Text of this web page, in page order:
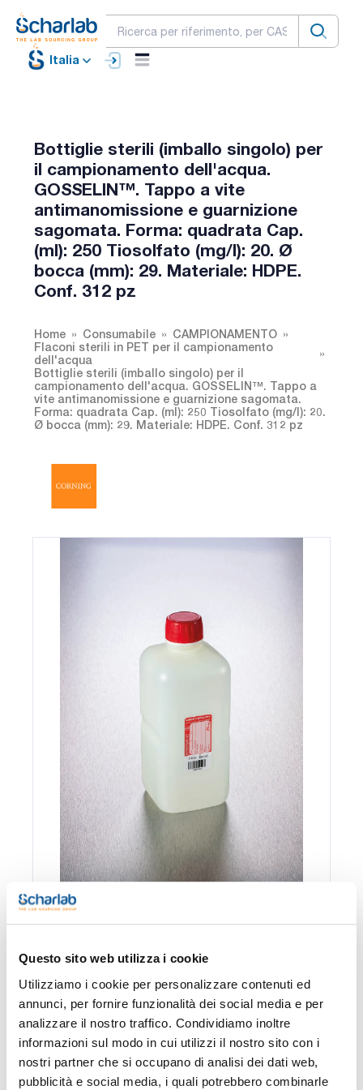
Questo sito web utilizza i cookie
Utilizziamo i cookie per personalizzare contenuti ed
annunci, per fornire funzionalità dei social media e per
analizzare il nostro traffico. Condividiamo inoltre
informazioni sul modo in cui utilizzi il nostro sito con i
nostri partner che si occupano di analisi dei dati web,
pubblicità e social media, i quali potrebbero combinarle
Italia
Bottiglie sterili (imballo singolo) per
il campionamento dell'acqua.
GOSSELIN™. Tappo a vite
antimanomissione e guarnizione
sagomata. Forma: quadrata Cap.
(ml): 250 Tiosolfato (mg/l): 20. Ø
bocca (mm): 29. Materiale: HDPE.
Conf. 312 pz
Home Consumabile
CAMPIONAMENTO
Flaconi sterili in PET per il campionamento
dell'acqua
Bottiglie sterili (imballo singolo) per il
campionamento dell'acqua. GOSSELIN™. Tappo a
vite antimanomissione e guarnizione sagomata.
Forma: quadrata Cap. (ml): 250 Tiosolfato (mg/l): 20.
Ø bocca (mm): 29. Materiale: HDPE. Conf. 312 pz
Confezionamento Codice
Disponibilità
x 312 u.
0HFV250-
01
Disponibile
contatta i
ns.uffici